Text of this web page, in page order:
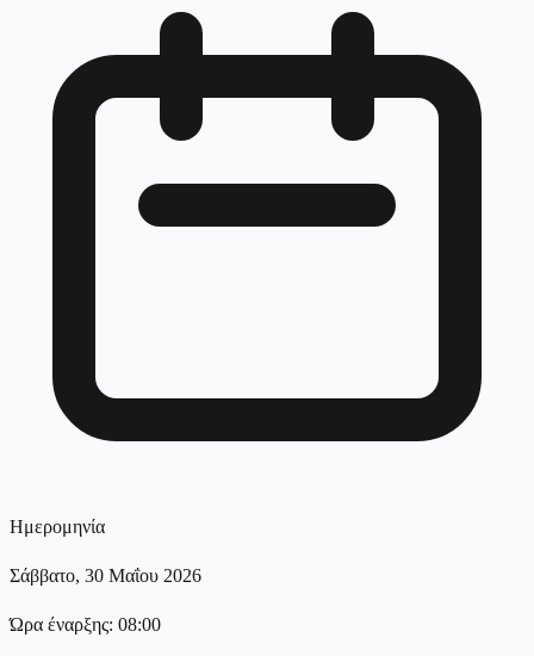
Ημερομηνία
Σάββατο, 30 Μαΐου 2026
Ώρα έναρξης: 08:00